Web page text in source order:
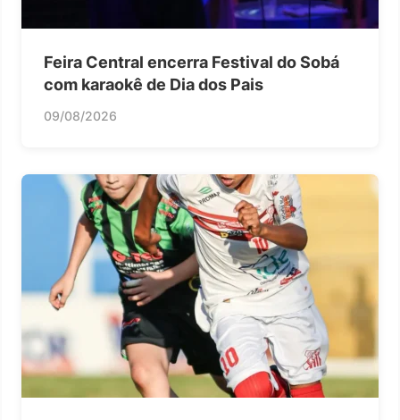
Feira Central encerra Festival do Sobá
com karaokê de Dia dos Pais
09/08/2026